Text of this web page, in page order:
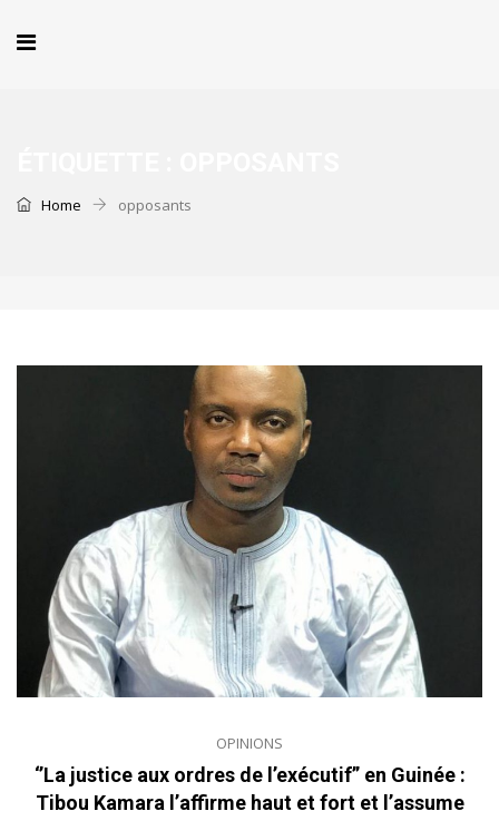
Home opposants
OPINIONS
‘’La justice aux ordres de l’exécutif” en Guinée :
Tibou Kamara l’affirme haut et fort et l’assume